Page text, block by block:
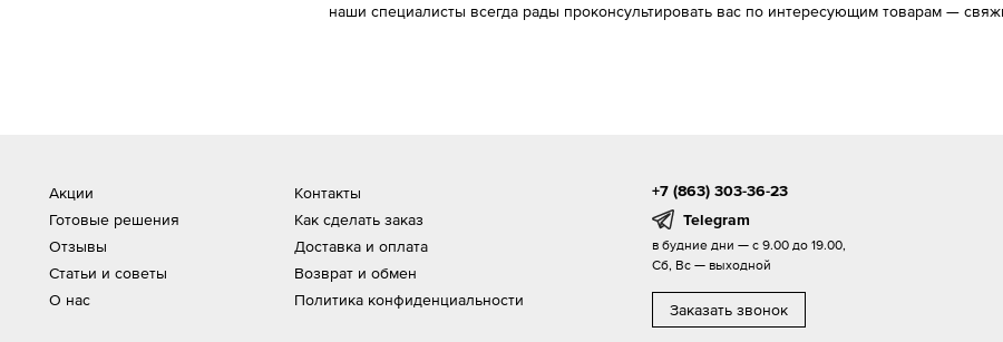
наши специалисты всегда рады проконсультировать вас по интересующим товарам —
Акции
Готовые решения
Отзывы
Статьи и советы
О нас
Контакты
Как сделать заказ
Доставка и оплата
Возврат и обмен
Политика конфиденциальности
+7 (863) 303-36-23
Telegram
в будние дни — с 9.00 до 19.00,
Сб, Вс — выходной
Заказать звонок